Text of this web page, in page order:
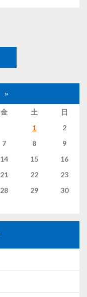
»
金 土
日
1
2
7 8
9
14 15
16
21 22
23
28 29
30